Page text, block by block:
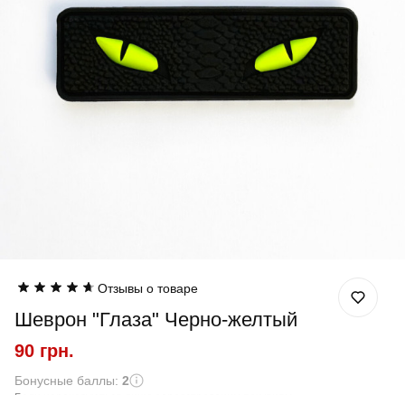
Отзывы о товаре
Шеврон "Глаза" Черно-желтый
90 грн.
Бонусные баллы: 2